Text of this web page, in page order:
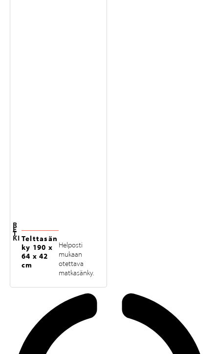
R
E
T
KI Telttasän
ky 190 x
64 x 42
cm
Helposti
mukaan
otettava
matkasänky.